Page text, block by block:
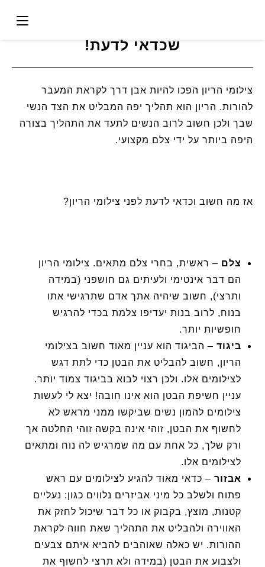
כך תתכונני לצילומי הריון – טיפים
שכדאי לדעת!
צילומי הריון הפכו להיות אבן דרך לקראת המעבר
להורות. הריון הוא תהליך יפה המבליט את הצד הנשי
שבך ולכן חשוב לרוב הנשים לתעד את התהליך בצורה
היפה ביותר על ידי צלם מקצועי.
אז מה חשוב וכדאי לדעת לפני צילומי הריון?
צלם – ראשית, בחרי צלם מתאים. צילומי הריון
הם דבר אינטימי ולעיתים גם חושפני (במידה
ותרצי), חשוב שיהיה אתך אדם שתרגישי אתו
בנוח, לרוב בנות יעדיפו צלמת בכדי להרגיש
חופשיות יותר.
ביגוד – הביגוד הוא עניין מאוד חשוב בצילומי
הריון, חשוב להבליט את הבטן כדי לתת דגש
לצילומים אלו. ולכן רצוי לבוא בביגוד צמוד יותר.
עניין חשיפת הבטן הוא אינו חובה! יצא לי לעשות
צילומים להמון נשים שביקשו ממני מראש לא
לחשוף את הבטן, זוהי אינה בקשה זוהי החלטה אך
ורק שלך, כל אחת עם מה שמרגיש לה נוח ומתאים
לצילומים אלו.
אבזור – כדאי מאוד להגיע לצילומים עם ראש
פתוח ולשלב כל מיני אביזרים נלווים כגון: נעליים
קטנות, מוצץ, בקבוק או כל דבר שיכול לחזק את
האווירה ולהבליט את התהליך שאת חווה לקראת
ההורות. יש כאלה שאוהבים להביא איתם צבעים
ולצבוע את הבטן (במידה ולא תרצי לחשוף את